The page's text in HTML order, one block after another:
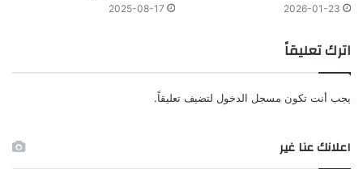
2026-01-23
2025-08-17
اترك تعليقاً
يجب أنت تكون مسجل الدخول لتضيف تعليقاً.
اعلانك عنا غير